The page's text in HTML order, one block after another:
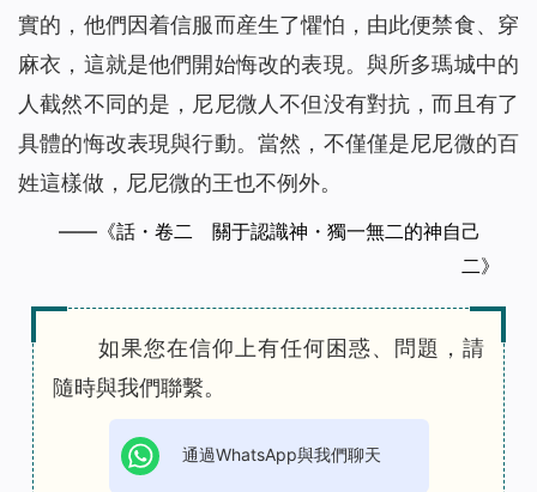
實的，他們因着信服而産生了懼怕，由此便禁食、穿
麻衣，這就是他們開始悔改的表現。與所多瑪城中的
人截然不同的是，尼尼微人不但没有對抗，而且有了
具體的悔改表現與行動。當然，不僅僅是尼尼微的百
姓這樣做，尼尼微的王也不例外。
——《話・卷二 關于認識神・獨一無二的神自己
二》
如果您在信仰上有任何困惑、問題，請
隨時與我們聯繫。
通過WhatsApp與我們聊天